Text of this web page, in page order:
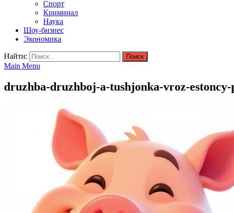
Спорт
Криминал
Наука
Шоу-бизнес
Экономика
Найти:
Main Menu
druzhba-druzhboj-a-tushjonka-vroz-